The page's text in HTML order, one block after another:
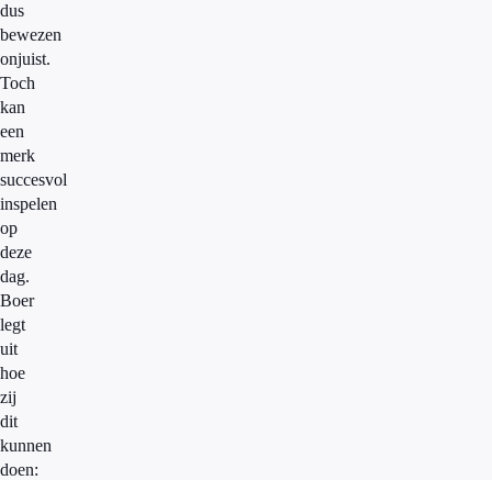
dus
bewezen
onjuist.
Toch
kan
een
merk
succesvol
inspelen
op
deze
dag.
Boer
legt
uit
hoe
zij
dit
kunnen
doen: